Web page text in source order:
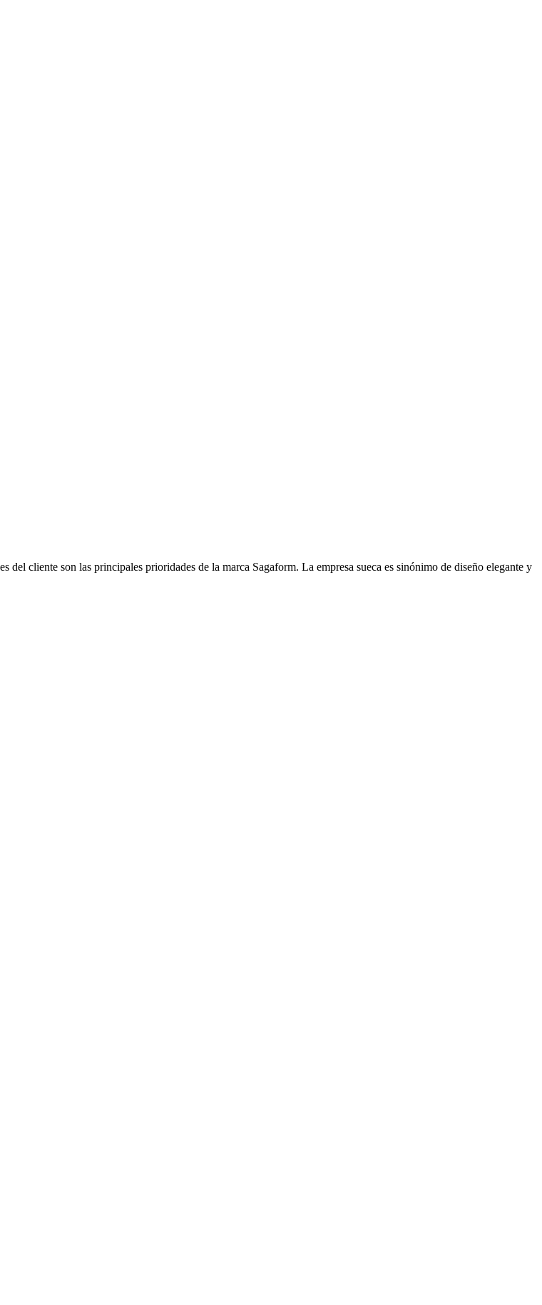
del cliente son las principales prioridades de la marca Sagaform. La empresa sueca es sinónimo de diseño elegante y